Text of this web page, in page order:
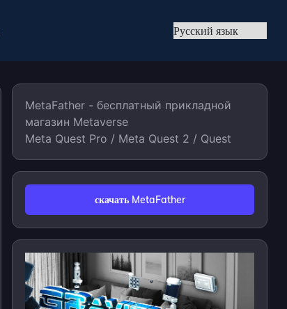
MetaFather - бесплатный прикладной
магазин Metaverse
Meta Quest Pro / Meta Quest 2 / Quest
скачать MetaFather